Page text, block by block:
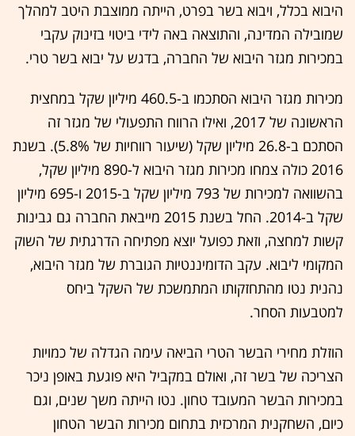
היבוא בכלל, ויבוא בשר בפרט, הייתה ממוצבת היטב למהלך
שמובילה המדינה, והתוצאה באה לידי ביטוי בזינוק עקבי
במכירות מגזר היבוא של החברה, בדגש על יבוא בשר טרי.
מכירות מגזר היבוא הסתכמו ב-460.5 מיליון שקל במחצית
הראשונה של 2017, ואילו הרווח התפעולי של מגזר זה
הסתכם ב-26.8 מיליון שקל (שיעור רווחיות של 5.8%). בשנת
2016 כולה צמחו מכירות מגזר היבוא ל-890 מיליון שקל,
בהשוואה למכירות של 793 מיליון שקל ב-2015 ו-695 מיליון
שקל ב-2014. החל בשנת 2015 מייבאת החברה גם גבינות
קשות למחצה, וזאת כפועל יוצא מפתיחה הדרגתית של השוק
המקומי ליבוא. עקב הדומיננטיות הגוברת של מגזר היבוא,
נהנית נטו מהתחזקותו המתמשכת של השקל ביחס
למטבעות הסחר.
הוזלת מחירי הבשר הטרי הביאה עימה הגדלה של כמויות
הצריכה של בשר זה, ואולם במקביל היא פוגעת באופן ניכר
במכירות הבשר המעובד טחון. נטו הייתה משך שנים, וגם
כיום, השחקנית המרכזית בתחום מכירות הבשר הטחון